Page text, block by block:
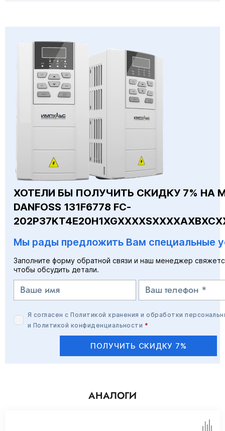
ХОТЕЛИ БЫ ПОЛУЧИТЬ СКИДКУ 7% НА
DANFOSS 131F6778 FC-
Мы рады предложить Вам специальные
Заполните форму обратной связи и наш менеджер
чтобы обсудить детали.
Я согласен сПолитикой хранения и обработки
и Политикой конфиденциальности *
ПОЛУЧИТЬ СКИДКУ 7%
АНАЛОГИ